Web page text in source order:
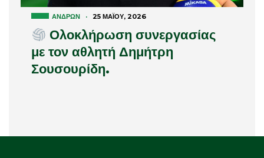
ΑΝΔΡΏΝ · 25 ΜΑΪ́ΟΥ, 2026
Ολοκλήρωση συνεργασίας
με τον αθλητή Δημήτρη
Σουσουρίδη.